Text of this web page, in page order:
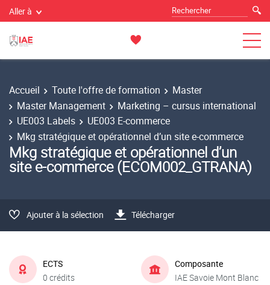
Aller à
Accueil Toute l'offre de formation
Master
Master Management
Marketing – cursus international
UE003 Labels
UE003 E-commerce
Mkg stratégique et opérationnel d’un site e-commerce
Mkg stratégique et opérationnel d’un
site e-commerce (ECOM002_GTRANA)
Ajouter à la sélection Télécharger
ECTS
0 crédits
Composante
IAE Savoie Mont Blanc